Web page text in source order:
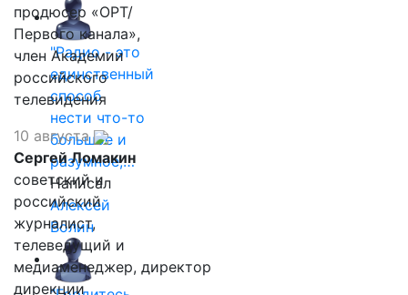
"Радио - это
единственный
способ
нести что-то
большое и
разумное,…
Написал
Алексей
Волин
продюсер «ОРТ/
Первого канала»,
член Академии
российского
телевидения
10 августа
Сергей Ломакин
советский и
российский
журналист,
телеведущий и
медиаменеджер, директор
дирекции